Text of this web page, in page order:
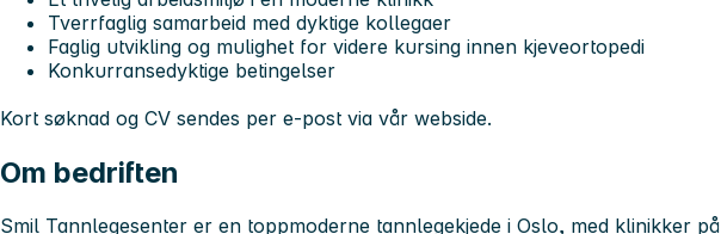
Tverrfaglig samarbeid med dyktige kollegaer
Faglig utvikling og mulighet for videre kursing innen kjeveortopedi
Konkurransedyktige betingelser
Kort søknad og CV sendes per e-post via vår webside.
Om bedriften
Smil Tannlegesenter er en toppmoderne tannlegekjede i Oslo, med klinikker på